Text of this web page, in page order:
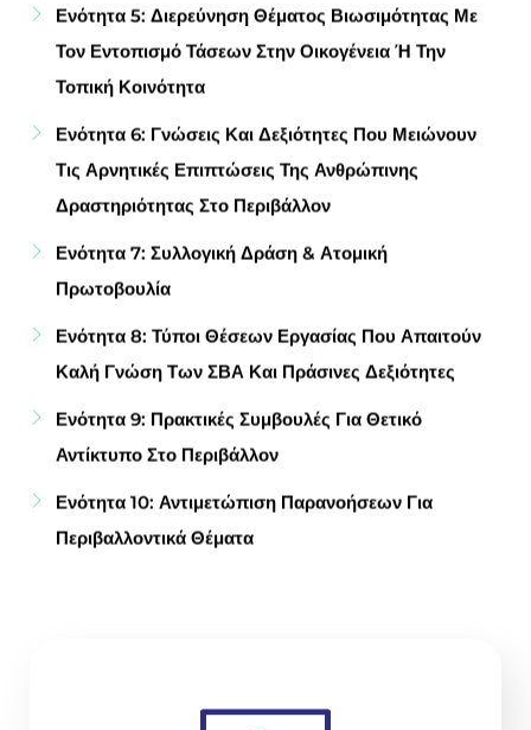
Ενότητα 5: Διερεύνηση Θέματος Βιωσιμότητας Με
Τον Εντοπισμό Τάσεων Στην Οικογένεια Ή Την
Τοπική Κοινότητα
Ενότητα 6: Γνώσεις Και Δεξιότητες Που Μειώνουν
Τις Αρνητικές Επιπτώσεις Της Ανθρώπινης
Δραστηριότητας Στο Περιβάλλον
Ενότητα 7: Συλλογική Δράση & Ατομική
Πρωτοβουλία
Ενότητα 8: Τύποι Θέσεων Εργασίας Που Απαιτούν
Καλή Γνώση Των ΣΒΑ Και Πράσινες Δεξιότητες
Ενότητα 9: Πρακτικές Συμβουλές Για Θετικό
Αντίκτυπο Στο Περιβάλλον
Ενότητα 10: Αντιμετώπιση Παρανοήσεων Για
Περιβαλλοντικά Θέματα